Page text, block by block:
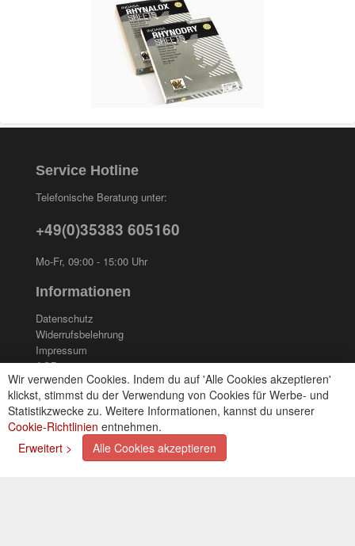
Wir verwenden Cookies. Indem du auf 'Alle Cookies akzeptieren'
klickst, stimmst du der Verwendung von Cookies für Werbe- und
Statistikzwecke zu. Weitere Informationen, kannst du unserer
Cookie-Richtlinien entnehmen.
Erweitert >
Alle Cookies akzeptieren
Service Hotline
Telefonische Beratung unter:
+49(0)35383 605160
Mo-Fr, 09:00 - 15:00 Uhr
Informationen
Datenschutz
Widerrufsbelehrung
Impressum
AGB
Kontakt
Cookies einstellungen
Zahlungsarten